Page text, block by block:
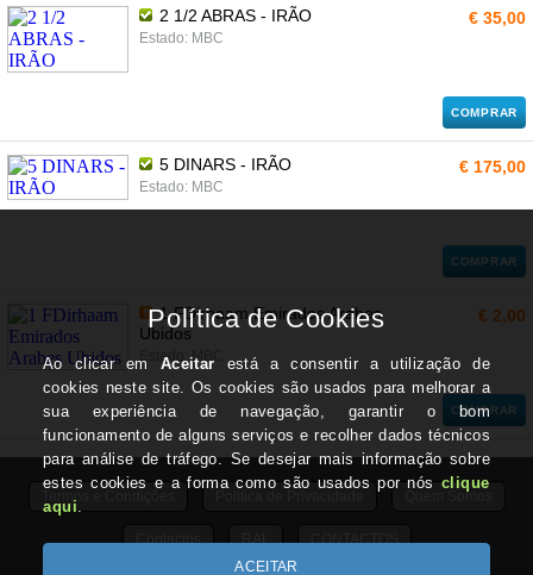
2 1/2 ABRAS - IRÃO
Estado: MBC
€ 35,00
COMPRAR
5 DINARS - IRÃO
Estado: MBC
€ 175,00
COMPRAR
1 FDirhaam Emirados Arabes
Ubidos
Estado: MBC
€ 2,00
COMPRAR
Termos e Condições Quem Somos
Contactos RAL CONTACTOS